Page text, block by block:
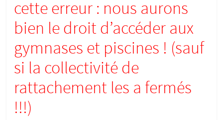
cette erreur : nous aurons
bien le droit d’accéder aux
gymnases et piscines ! (sauf
si la collectivité de
rattachement les a fermés
!!!)